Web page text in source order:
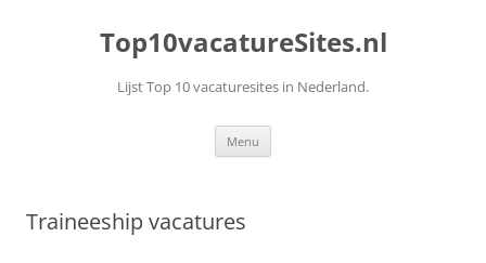
Top10vacatureSites.nl
Lijst Top 10 vacaturesites in Nederland.
Menu
Traineeship vacatures